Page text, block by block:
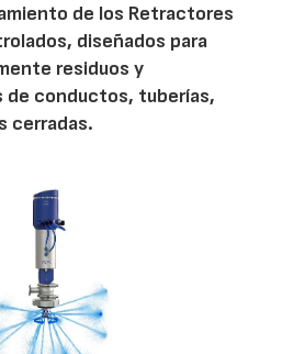
de los Retractores
diseñados para
residuos y
de conductos, tuberías,
cerradas.